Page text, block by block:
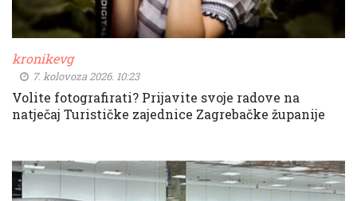
kronikevg
7. kolovoza 2026. 10:23
Volite fotografirati? Prijavite svoje radove na
natječaj Turističke zajednice Zagrebačke županije